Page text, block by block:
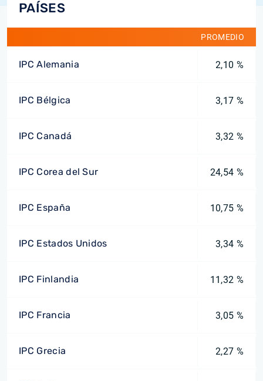
PAÍSES
PROMEDIO
IPC Alemania 2,10 %
IPC Bélgica 3,17 %
IPC Canadá 3,32 %
IPC Corea del Sur 24,54 %
IPC España 10,75 %
IPC Estados Unidos 3,34 %
IPC Finlandia 11,32 %
IPC Francia 3,05 %
IPC Grecia 2,27 %